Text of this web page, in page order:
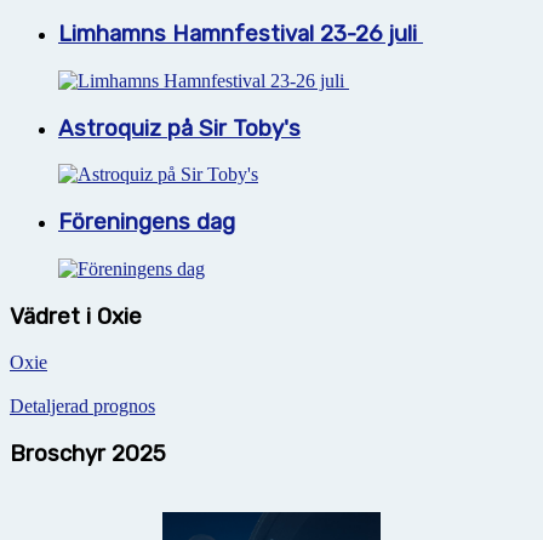
Limhamns Hamnfestival 23-26 juli
Astroquiz på Sir Toby's
Föreningens dag
Vädret i Oxie
Oxie
Detaljerad prognos
Broschyr 2025